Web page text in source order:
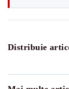
Distribuie